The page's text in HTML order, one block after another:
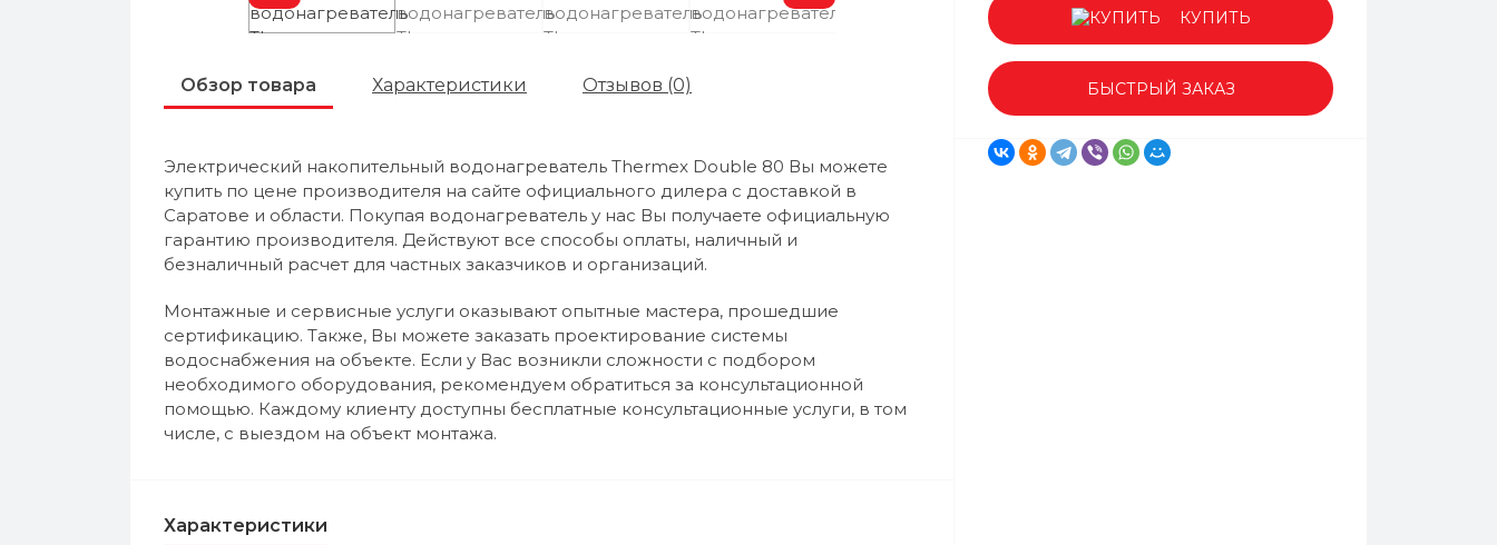
Обзор товара Характеристики Отзывов (0)
Электрический накопительный водонагреватель Thermex Double 80 Вы можете
купить по цене производителя на сайте официального дилера с доставкой в
Саратове и области. Покупая водонагреватель у нас Вы получаете официальную
гарантию производителя. Действуют все способы оплаты, наличный и
безналичный расчет для частных заказчиков и организаций.
Монтажные и сервисные услуги оказывают опытные мастера, прошедшие
сертификацию. Также, Вы можете заказать проектирование системы
водоснабжения на объекте. Если у Вас возникли сложности с подбором
необходимого оборудования, рекомендуем обратиться за консультационной
помощью. Каждому клиенту доступны бесплатные консультационные услуги, в том
числе, с выездом на объект монтажа.
Характеристики
КУПИТЬ
БЫСТРЫЙ ЗАКАЗ